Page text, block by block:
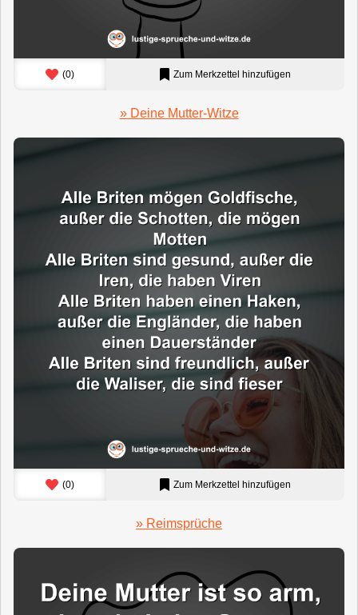
(0) Zum Merkzettel hinzufügen
» Deine Mutter-Witze
(0) Zum Merkzettel hinzufügen
» Reimsprüche